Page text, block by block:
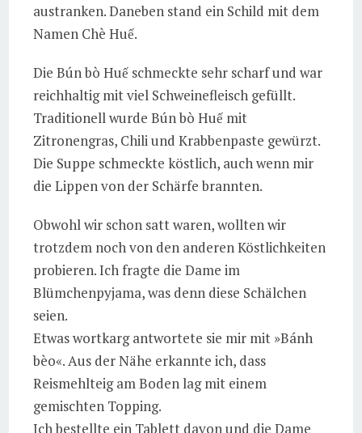
austranken. Daneben stand ein Schild mit dem
Namen Chè Huế.
Die Bún bò Huế schmeckte sehr scharf und war
reichhaltig mit viel Schweinefleisch gefüllt.
Traditionell wurde Bún bò Huế mit
Zitronengras, Chili und Krabbenpaste gewürzt.
Die Suppe schmeckte köstlich, auch wenn mir
die Lippen von der Schärfe brannten.
Obwohl wir schon satt waren, wollten wir
trotzdem noch von den anderen Köstlichkeiten
probieren. Ich fragte die Dame im
Blümchenpyjama, was denn diese Schälchen
seien.
Etwas wortkarg antwortete sie mir mit »Bánh
bèo«. Aus der Nähe erkannte ich, dass
Reismehlteig am Boden lag mit einem
gemischten Topping.
Ich bestellte ein Tablett davon und die Dame